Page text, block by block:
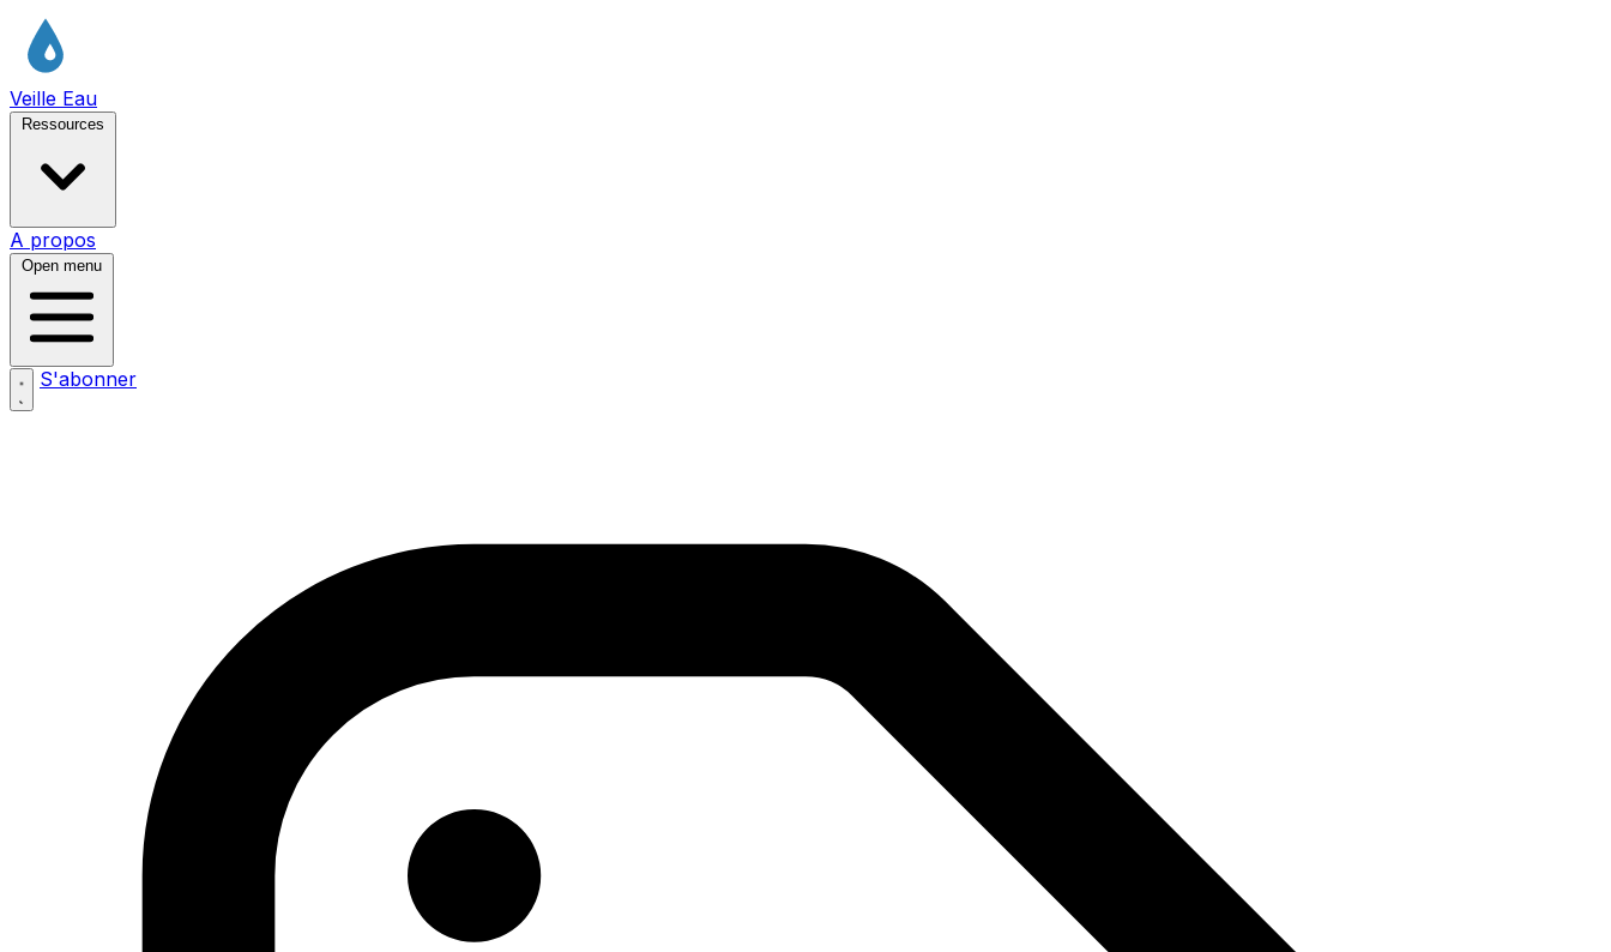
Veille Eau
Ressources
A propos
Open menu
S'abonner